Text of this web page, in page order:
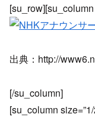
[su_row][su_column
出典：http://
[/su_column]
[su_column size=”1/